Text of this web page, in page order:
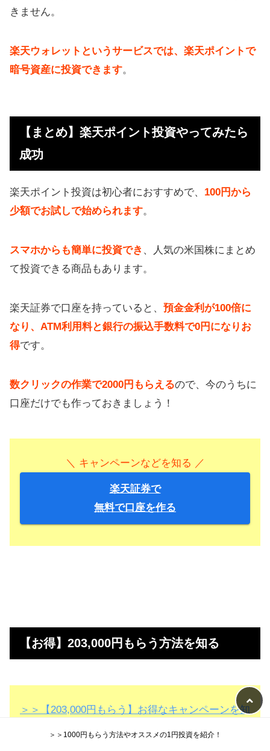
きません。
楽天ウォレットというサービスでは、楽天ポイントで
暗号資産に投資できます。
【まとめ】楽天ポイント投資やってみたら
成功
楽天ポイント投資は初心者におすすめで、 100円から
少額でお試しで始められます。
スマホからも簡単に投資でき 、人気の米国株にまとめ
て投資できる商品もあります。
楽天証券で口座を持っていると、 預金金利が100倍に
なり、ATM利用料と銀行の振込手数料で0円になりお
得です。
数クリックの作業で2000円もらえるので、今のうちに
口座だけでも作っておきましょう！
＼ キャンペーンなどを知る ／
楽天証券で
無料で口座を作る
【お得】203,000円もらう方法を知る
＞＞【203,000円もらう】お得なキャンペーンを知
＞＞1000円もらう方法やオススメの1円投資を紹介！